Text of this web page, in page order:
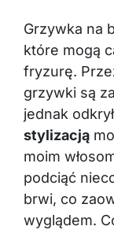
Grzywka na
które mogą
fryzurę.
grzywki są
jednak
stylizacją
moim
podciąć
brwi, co
wyglądem.